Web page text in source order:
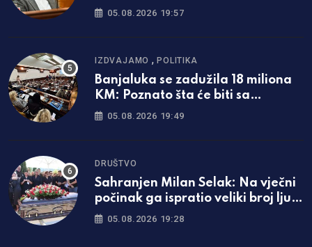
05.08.2026 19:57
IZDVAJAMO ,POLITIKA
Banjaluka se zadužila 18 miliona
KM: Poznato šta će biti sa
naplatom parkinga
05.08.2026 19:49
DRUŠTVO
Sahranjen Milan Selak: Na vječni
počinak ga ispratio veliki broj ljudi
/foto/
05.08.2026 19:28